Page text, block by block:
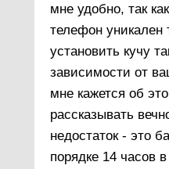
мне удобно, так
телефон
установить кучу
зависимости от
мне кажется об
рассказывать
недостаток - это
порядке 14 часов